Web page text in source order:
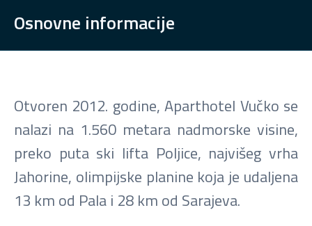
Osnovne informacije
Otvoren 2012. godine, Aparthotel Vučko se
nalazi na 1.560 metara nadmorske visine,
preko puta ski lifta Poljice, najvišeg vrha
Jahorine, olimpijske planine koja je udaljena
13 km od Pala i 28 km od Sarajeva.